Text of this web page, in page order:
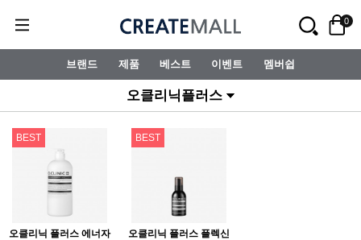
0
브랜드 제품 베스트 이벤트 멤버쉽
오클리닉플러스
BEST
오클리닉 플러스 에너자
BEST
오클리닉 플러스 플렉신